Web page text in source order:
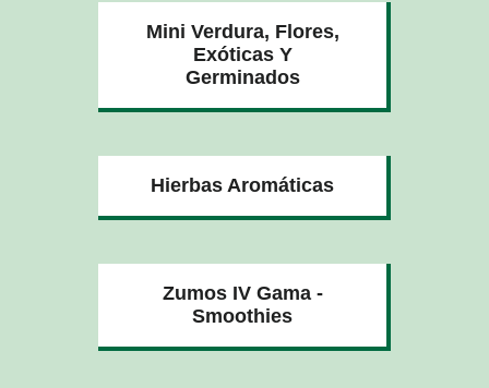
Mini Verdura, Flores,
Exóticas Y
Germinados
Hierbas Aromáticas
Zumos IV Gama -
Smoothies